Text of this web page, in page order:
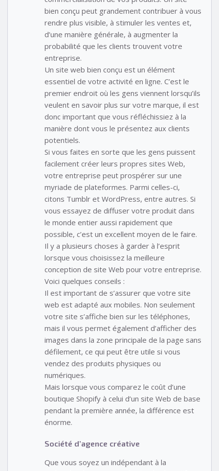
bien conçu peut grandement contribuer à vous
rendre plus visible, à stimuler les ventes et,
d’une manière générale, à augmenter la
probabilité que les clients trouvent votre
entreprise.
Un site web bien conçu est un élément
essentiel de votre activité en ligne. C’est le
premier endroit où les gens viennent lorsqu’ils
veulent en savoir plus sur votre marque, il est
donc important que vous réfléchissiez à la
manière dont vous le présentez aux clients
potentiels.
Si vous faites en sorte que les gens puissent
facilement créer leurs propres sites Web,
votre entreprise peut prospérer sur une
myriade de plateformes. Parmi celles-ci,
citons Tumblr et WordPress, entre autres. Si
vous essayez de diffuser votre produit dans
le monde entier aussi rapidement que
possible, c’est un excellent moyen de le faire.
Il y a plusieurs choses à garder à l’esprit
lorsque vous choisissez la meilleure
conception de site Web pour votre entreprise.
Voici quelques conseils :
Il est important de s’assurer que votre site
web est adapté aux mobiles. Non seulement
votre site s’affiche bien sur les téléphones,
mais il vous permet également d’afficher des
images dans la zone principale de la page sans
défilement, ce qui peut être utile si vous
vendez des produits physiques ou
numériques.
Mais lorsque vous comparez le coût d’une
boutique Shopify à celui d’un site Web de base
pendant la première année, la différence est
énorme.
Société d’agence créative
Que vous soyez un indépendant à la